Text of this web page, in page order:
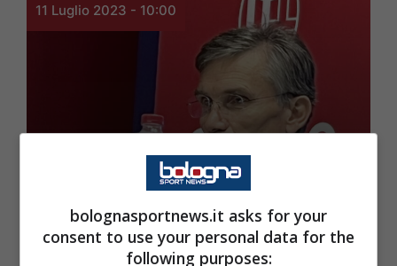
11 Luglio 2023 - 10:00
Rassegna Stampa
Calciomercato Bologna,
bolognasportnews.it asks for your
consent to use your personal data for the
following purposes: